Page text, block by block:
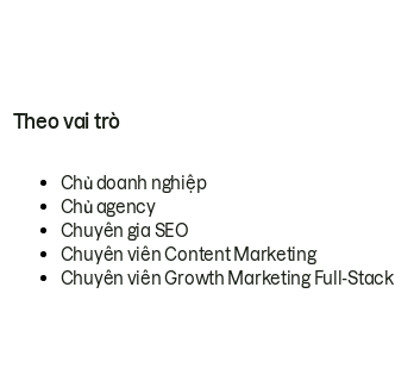
Theo vai trò
Chủ doanh nghiệp
Chủ agency
Chuyên gia SEO
Chuyên viên Content Marketing
Chuyên viên Growth Marketing Full-Stack